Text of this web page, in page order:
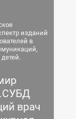
изданий
в
врач